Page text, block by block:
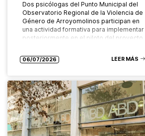
Dos psicólogas del Punto Municipal del
Observatorio Regional de la Violencia de
Género de Arroyomolinos participan en
una actividad formativa para implementar
posteriormente en el piloto del proyecto
06/07/2026 LEER MÁS